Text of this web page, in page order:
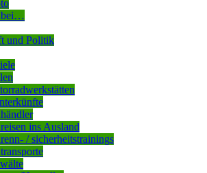
und Politik
ins Ausland
/ sicherheitstrainings